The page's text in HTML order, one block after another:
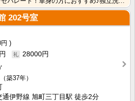
202号室
28000円
（築37年）
通伊野線 旭町三丁目駅 徒歩2分